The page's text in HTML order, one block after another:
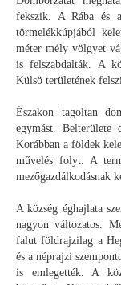
fekszik. A Rába és
törmelékkúpjából
méter mély völgyet
is felszabdalták. A
Külsö területének
Északon tagoltan
egymást. Belterülete
Korábban a földek
művelés folyt. A
mezőgazdálkodásnak
A község éghajlata
nagyon változatos.
falut földrajzilag a
és a néprajzi
is emlegették. A